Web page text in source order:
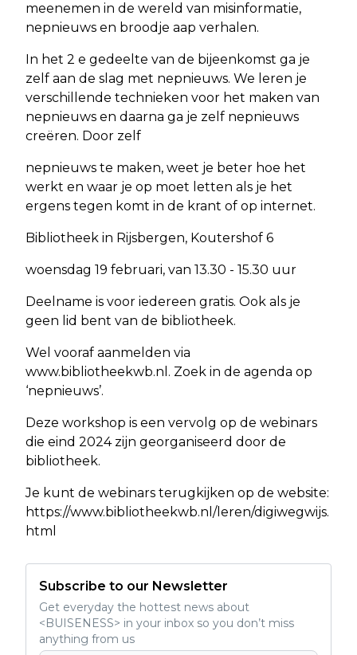
meenemen in de wereld van misinformatie,
nepnieuws en broodje aap verhalen.
In het 2 e gedeelte van de bijeenkomst ga je
zelf aan de slag met nepnieuws. We leren je
verschillende technieken voor het maken van
nepnieuws en daarna ga je zelf nepnieuws
creëren. Door zelf
nepnieuws te maken, weet je beter hoe het
werkt en waar je op moet letten als je het
ergens tegen komt in de krant of op internet.
Bibliotheek in Rijsbergen, Koutershof 6
woensdag 19 februari, van 13.30 - 15.30 uur
Deelname is voor iedereen gratis. Ook als je
geen lid bent van de bibliotheek.
Wel vooraf aanmelden via
www.bibliotheekwb.nl. Zoek in de agenda op
‘nepnieuws’.
Deze workshop is een vervolg op de webinars
die eind 2024 zijn georganiseerd door de
bibliotheek.
Je kunt de webinars terugkijken op de website:
https://www.bibliotheekwb.nl/leren/digiwegwijs.
html
Subscribe to our Newsletter
Get everyday the hottest news about
<BUISENESS> in your inbox so you don’t miss
anything from us